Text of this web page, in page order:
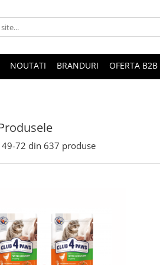
NOUTATI BRANDURI OFERTA B2B
49-72 din 637 produse